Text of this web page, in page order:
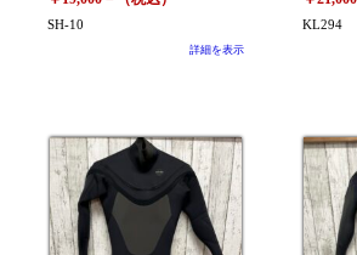
SH‐10
詳細を表示
KL294